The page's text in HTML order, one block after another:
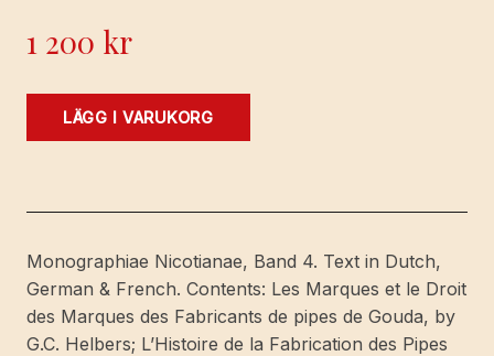
1 200 kr
Goudsche
Pfeifen
Pipes
de
Gouda.
LÄGG I VARUKORG
Monographiae Nicotianae, Band 4. Text in Dutch,
German & French. Contents: Les Marques et le Droit
des Marques des Fabricants de pipes de Gouda, by
G.C. Helbers; L’Histoire de la Fabrication des Pipes